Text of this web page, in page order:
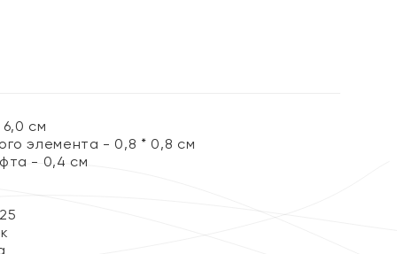
см
элемента - 0,8 * 0,8 см
- 0,4 см